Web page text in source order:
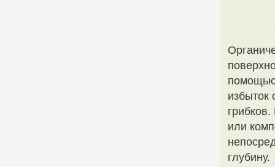
помощью
избыток
или
глубину.